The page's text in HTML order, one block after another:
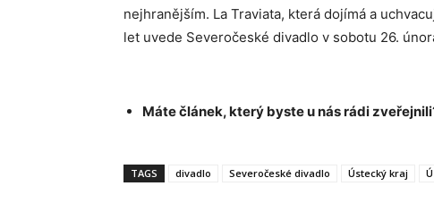
nejhranějším. La Traviata, která dojímá a
let uvede Severočeské divadlo v sobotu 26.
Máte článek, který byste u nás rádi
TAGS divadlo Severočeské divadlo Ústecký kraj